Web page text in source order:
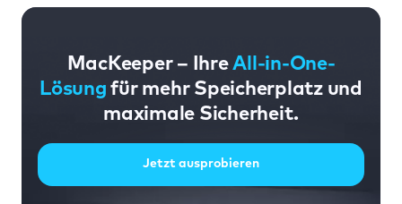
MacKeeper – IhreAll-in-One-
Lösung für mehr Speicherplatz und
maximale Sicherheit.
Jetzt ausprobieren